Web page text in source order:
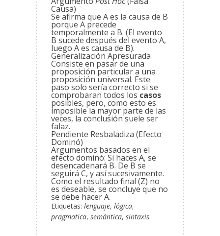
Causa)
Se afirma que A es la causa de B
porque A precede
temporalmente a B. (El evento
B sucede después del evento A,
luego A es causa de B).
Generalización Apresurada
Consiste en pasar de una
proposición particular a una
proposición universal. Este
paso solo sería correcto si se
comprobaran todos los casos
posibles, pero, como esto es
imposible la mayor parte de las
veces, la conclusión suele ser
falaz.
Pendiente Resbaladiza (Efecto
Dominó)
Argumentos basados en el
efecto dominó: Si haces A, se
desencadenará B. De B se
seguirá C, y así sucesivamente.
Como el resultado final (Z) no
es deseable, se concluye que no
se debe hacer A.
Etiquetas: lenguaje, lógica,
pragmatica, semántica, sintaxis